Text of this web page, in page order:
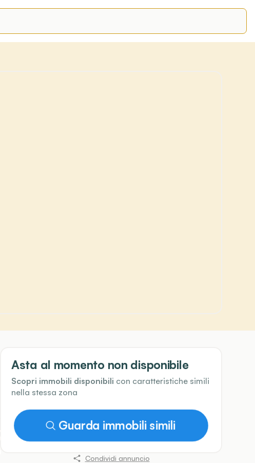
Asta al momento non disponibile
Scopri immobili disponibili con caratteristiche simili
nella stessa zona
Guarda immobili simili
Condividi annuncio